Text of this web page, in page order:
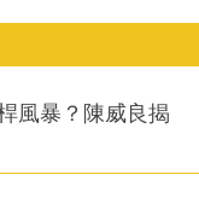
風暴？陳威良揭